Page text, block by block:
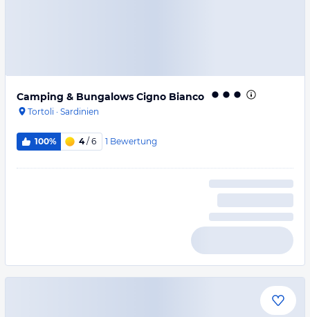
Camping & Bungalows Cigno Bianco
Tortoli · Sardinien
100% 4/ 6 1 Bewertung